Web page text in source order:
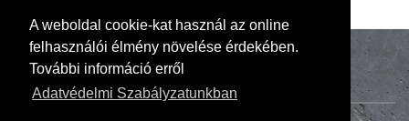
A weboldal cookie-kat használ az online
felhasználói élmény növelése érdekében.
További információ erről
Adatvédelmi Szabályzatunkban